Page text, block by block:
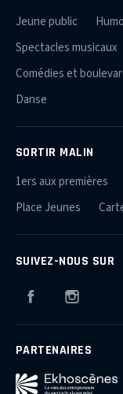
Jeune public
Spectacles musicaux
Comédies et
Danse
SORTIR MALIN
1ers aux premières
Place Jeunes
SUIVEZ-NOUS SUR
Facebook
PARTENAIRES